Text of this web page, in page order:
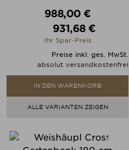
Verkaufspreis
988,00 €
Preis
931,68 €
Ihr Spar-Preis
Preise inkl. ges. MwSt.
absolut versandkostenfrei
IN DEN WARENKORB
ALLE VARIANTEN ZEIGEN